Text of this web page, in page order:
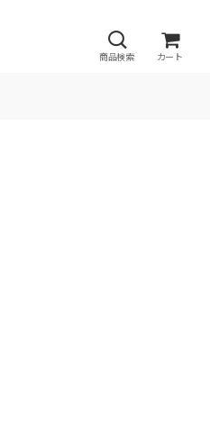
商品検索 カート